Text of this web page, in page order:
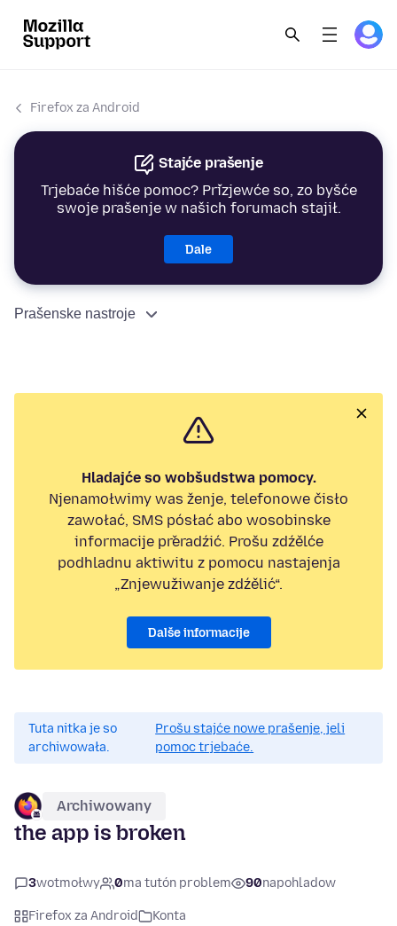
Firefox za Android
Stajće prašenje
Trjebaće hišće pomoc? Přizjewće so, zo byšće
swoje prašenje w našich forumach stajił.
Dale
Prašenske nastroje
Hladajće so wobšudstwa pomocy.
Njenamołwimy was ženje, telefonowe čisło
zawołać, SMS pósłać abo wosobinske
informacije přeradźić. Prošu zdźělće
podhladnu aktiwitu z pomocu nastajenja
„Znjewužiwanje zdźělić“.
Dalše informacije
Tuta nitka je so
archiwowała.
Prošu stajće nowe prašenje, jeli
pomoc trjebaće.
Archiwowany
the app is broken
3wotmołwy 0ma tutón problem 90napohladow
Firefox za Android
Konta